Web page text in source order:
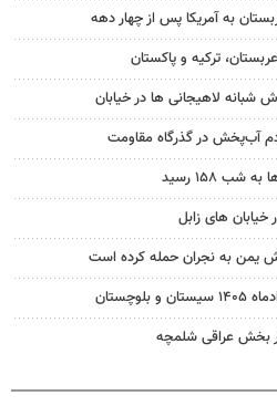
به آمریکا پس از چهار دهه
ترکیه و پاکستان
لاهیجانی ها در خیابان
۱۵۸ رسید
یمن به نجران حمله کرده است
بخش عراقی شلمچه